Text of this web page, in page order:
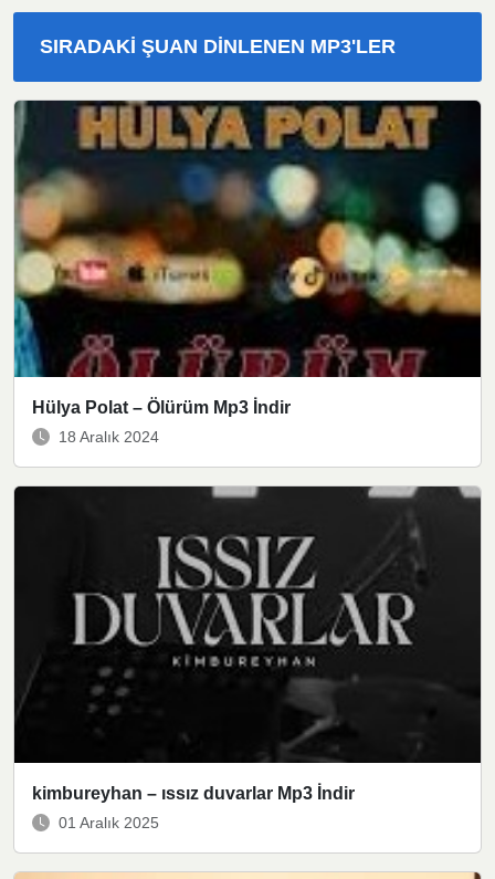
SIRADAKI ŞUAN DINLENEN MP3'LER
Hülya Polat – Ölürüm Mp3 İndir
18 Aralık 2024
kimbureyhan – ıssız duvarlar Mp3 İndir
01 Aralık 2025